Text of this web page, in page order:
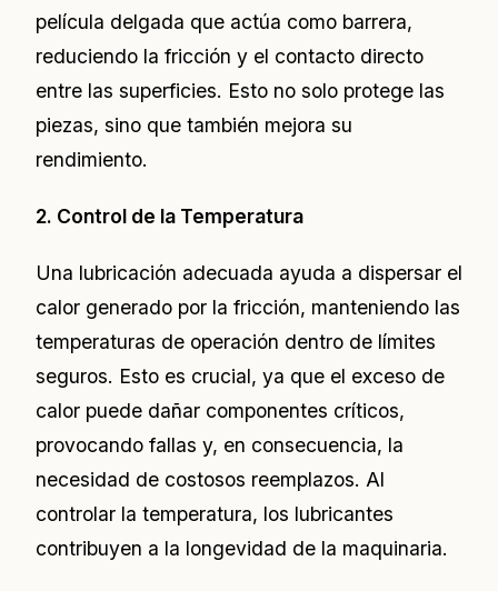
película delgada que actúa como barrera,
reduciendo la fricción y el contacto directo
entre las superficies. Esto no solo protege las
piezas, sino que también mejora su
rendimiento.
2. Control de la Temperatura
Una lubricación adecuada ayuda a dispersar el
calor generado por la fricción, manteniendo las
temperaturas de operación dentro de límites
seguros. Esto es crucial, ya que el exceso de
calor puede dañar componentes críticos,
provocando fallas y, en consecuencia, la
necesidad de costosos reemplazos. Al
controlar la temperatura, los lubricantes
contribuyen a la longevidad de la maquinaria.